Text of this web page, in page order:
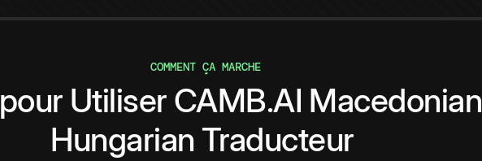
COMMENT ÇA MARCHE
pour Utiliser CAMB.AI Macedonian
Hungarian Traducteur